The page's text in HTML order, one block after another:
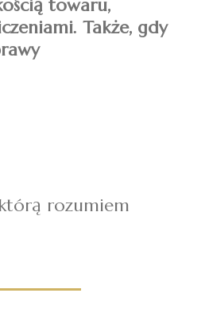
towaru,
Także, gdy
rozumiem